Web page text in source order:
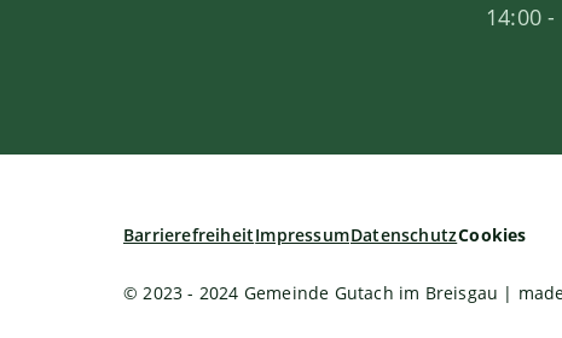
14:00
BarrierefreiheitImpressumDatenschutzCookies
© 2023 - 2024 Gemeinde Gutach im Breisgau |